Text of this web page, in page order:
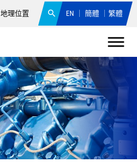
地理位置 EN 簡體 繁體